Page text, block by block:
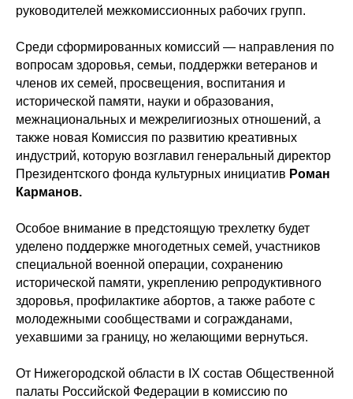
руководителей межкомиссионных рабочих групп.
Среди сформированных комиссий — направления по
вопросам здоровья, семьи, поддержки ветеранов и
членов их семей, просвещения, воспитания и
исторической памяти, науки и образования,
межнациональных и межрелигиозных отношений, а
также новая Комиссия по развитию креативных
индустрий, которую возглавил генеральный директор
Президентского фонда культурных инициатив Роман
Карманов.
Особое внимание в предстоящую трехлетку будет
уделено поддержке многодетных семей, участников
специальной военной операции, сохранению
исторической памяти, укреплению репродуктивного
здоровья, профилактике абортов, а также работе с
молодежными сообществами и согражданами,
уехавшими за границу, но желающими вернуться.
От Нижегородской области в IX состав Общественной
палаты Российской Федерации в комиссию по